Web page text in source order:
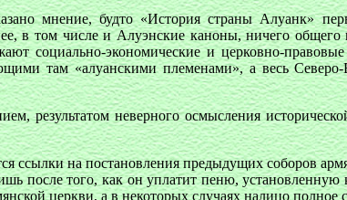
мнение, будто «История страны Алуанк»
в том числе и Алуэнские каноны, ничего
социально-экономические и церковно-
там «алуанскими племенами», а весь
результатом неверного осмысления
ссылки на постановления предыдущих соборов
после того, как он уплатит пеню,
церкви, а в некоторых случаях налицо полное